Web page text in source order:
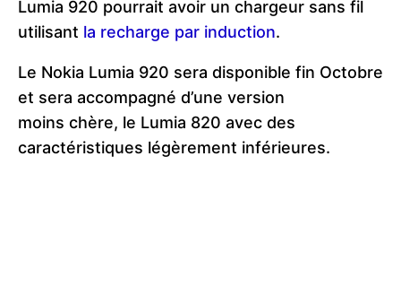
Lumia 920 pourrait avoir un chargeur sans fil
utilisant la recharge par induction.
Le Nokia Lumia 920 sera disponible fin Octobre
et sera accompagné d’une version
moins chère, le Lumia 820 avec des
caractéristiques légèrement inférieures.